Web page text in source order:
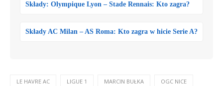
Składy: Olympique Lyon – Stade Rennais: Kto zagra?
Składy AC Milan – AS Roma: Kto zagra w hicie Serie A?
LE HAVRE AC LIGUE 1 MARCIN BUŁKA OGC NICE